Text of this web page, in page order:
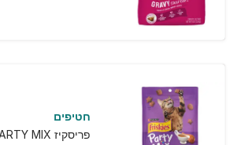
חטיפים